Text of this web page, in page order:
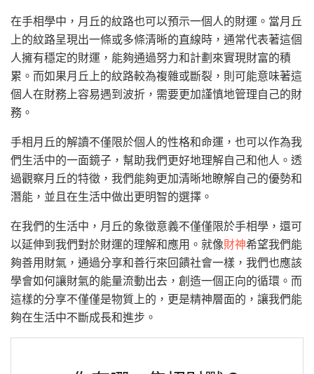
在手相學中，月丘的紋路也可以預示一個人的財運。當月丘
上的紋路呈現出一條或多條清晰的直線時，通常代表著這個
人擁有穩定的財運，能夠通過努力和計劃來實現財富的積
累。而如果月丘上的紋路較為複雜或斷裂，則可能意味著這
個人在財務上容易遇到波折，需要更加謹慎地管理自己的財
務。
手相月丘的解讀不僅限於個人的性格和命運，也可以作為我
們生活中的一面鏡子，幫助我們更好地理解自己和他人。透
過觀察月丘的特徵，我們能夠更加清晰地瞭解自己的優勢和
潛能，並且在生活中做出更明智的選擇。
在我們的生活中，月丘的象徵意義不僅僅限於手相學，還可
以延伸到我們對於財運的理解和應用。就像財神希望我們能
夠善用財氣，通過分享和善行來回饋社會一樣，我們也應該
學會如何讓財氣的能量流動出去，創造一個正向的循環。而
這樣的分享不僅僅是物質上的，更是精神層面的，讓我們能
夠在生活中不斷成長和進步。